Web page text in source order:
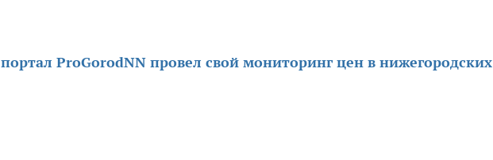
портал ProGorodNN провел свой мониторинг цен в нижегородских